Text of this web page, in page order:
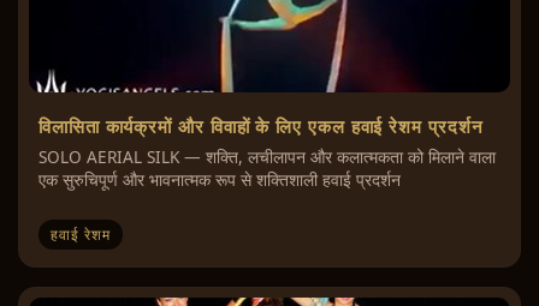
विलासिता कार्यक्रमों और विवाहों के लिए एकल हवाई रेशम प्रदर्शन
SOLO AERIAL SILK — शक्ति, लचीलापन और कलात्मकता को मिलाने वाला
एक सुरुचिपूर्ण और भावनात्मक रूप से शक्तिशाली हवाई प्रदर्शन
हवाई रेशम